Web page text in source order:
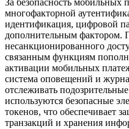
За безопасность мобильных
многофакторной
идентификация, цифровой
дополнительным фактором.
несанкционированного
связанным функциям
активации мобильных
система оповещений и
отслеживать
используются безопасные
токенов, что обеспечивает
транзакций и хранения